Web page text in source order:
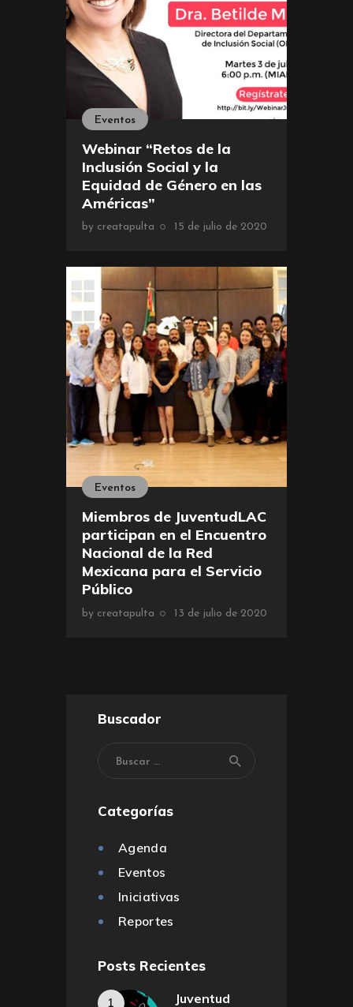
Eventos
Webinar “Retos de la
Inclusión Social y la
Equidad de Género en las
Américas”
by creatapulta 15 de julio de 2020
Eventos
Miembros de JuventudLAC
participan en el Encuentro
Nacional de la Red
Mexicana para el Servicio
Público
by creatapulta 13 de julio de 2020
Buscador
Categorías
Agenda
Eventos
Iniciativas
Reportes
Posts Recientes
Juventud